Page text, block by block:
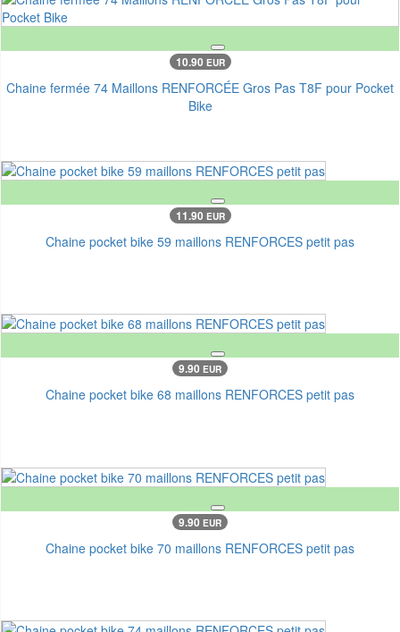
10.90 EUR
Chaine fermée 74 Maillons RENFORCÉE Gros Pas T8F pour Pocket
Bike
11.90 EUR
Chaine pocket bike 59 maillons RENFORCES petit pas
9.90 EUR
Chaine pocket bike 68 maillons RENFORCES petit pas
9.90 EUR
Chaine pocket bike 70 maillons RENFORCES petit pas